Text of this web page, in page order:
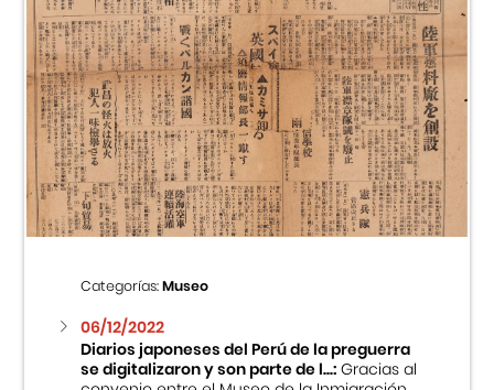
Categorías:Museo
06/12/2022
Diarios japoneses del Perú de la preguerra
se digitalizaron y son parte de l...:Gracias al